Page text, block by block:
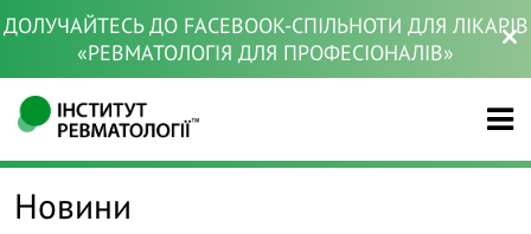
ДОЛУЧАЙТЕСЬ ДО FACEBOOK-СПІЛЬНОТИ ДЛЯ ЛІКАРІВ
«РЕВМАТОЛОГІЯ ДЛЯ ПРОФЕСІОНАЛІВ»
Новини